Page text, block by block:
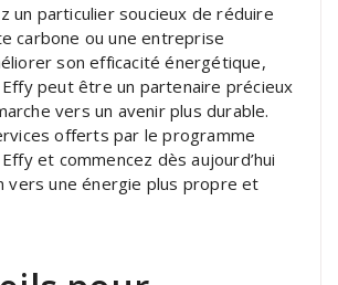
un particulier soucieux de réduire
carbone ou une entreprise
son efficacité énergétique,
peut être un partenaire précieux
vers un avenir plus durable.
offerts par le programme
et commencez dès aujourd’hui
vers une énergie plus propre et